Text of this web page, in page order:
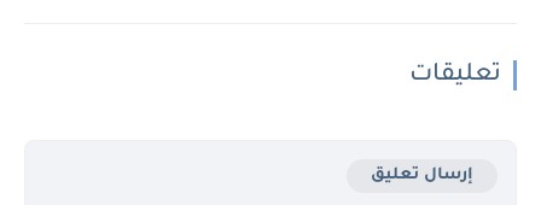
تعليقات
إرسال تعليق